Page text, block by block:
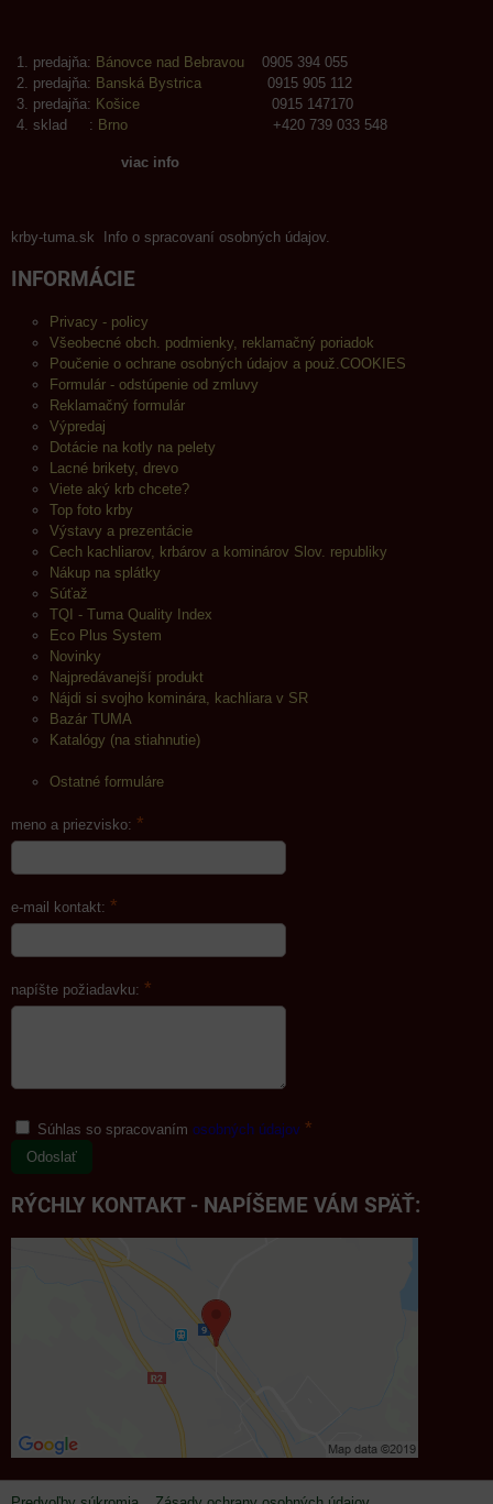
predajňa: Bánovce nad Bebravou 0905 394 055
predajňa: Banská Bystrica 0915 905 112
predajňa: Košice 0915 147170
sklad : Brno +420 739 033 548
viac info
krby-tuma.sk Info o spracovaní osobných údajov.
INFORMÁCIE
Privacy - policy
Všeobecné obch. podmienky, reklamačný poriadok
Poučenie o ochrane osobných údajov a použ.COOKIES
Formulár - odstúpenie od zmluvy
Reklamačný formulár
Výpredaj
Dotácie na kotly na pelety
Lacné brikety, drevo
Viete aký krb chcete?
Top foto krby
Výstavy a prezentácie
Cech kachliarov, krbárov a kominárov Slov. republiky
Nákup na splátky
Súťaž
TQI - Tuma Quality Index
Eco Plus System
Novinky
Najpredávanejší produkt
Nájdi si svojho kominára, kachliara v SR
Bazár TUMA
Katalógy (na stiahnutie)
Ostatné formuláre
meno a priezvisko: *
e-mail kontakt: *
napíšte požiadavku: *
Súhlas so spracovaním osobných údajov *
Odoslať
RÝCHLY KONTAKT - NAPÍŠEME VÁM SPÄŤ: